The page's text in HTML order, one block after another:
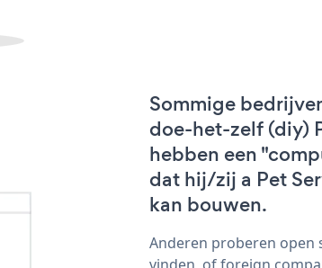
Sommige
doe-het-zelf (diy)
hebben een
dat hij/zij a Pet
kan bouwen.
Anderen proberen open